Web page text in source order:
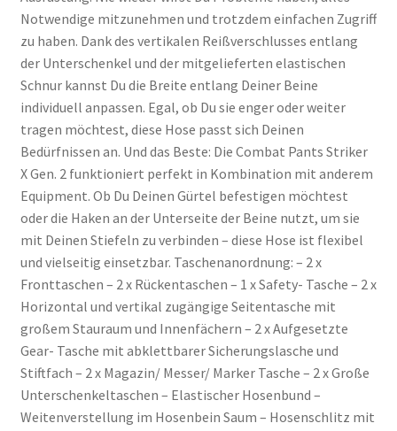
Notwendige mitzunehmen und trotzdem einfachen Zugriff
zu haben. Dank des vertikalen Reißverschlusses entlang
der Unterschenkel und der mitgelieferten elastischen
Schnur kannst Du die Breite entlang Deiner Beine
individuell anpassen. Egal, ob Du sie enger oder weiter
tragen möchtest, diese Hose passt sich Deinen
Bedürfnissen an. Und das Beste: Die Combat Pants Striker
X Gen. 2 funktioniert perfekt in Kombination mit anderem
Equipment. Ob Du Deinen Gürtel befestigen möchtest
oder die Haken an der Unterseite der Beine nutzt, um sie
mit Deinen Stiefeln zu verbinden – diese Hose ist flexibel
und vielseitig einsetzbar. Taschenanordnung: – 2 x
Fronttaschen – 2 x Rückentaschen – 1 x Safety- Tasche – 2 x
Horizontal und vertikal zugängige Seitentasche mit
großem Stauraum und Innenfächern – 2 x Aufgesetzte
Gear- Tasche mit abklettbarer Sicherungslasche und
Stiftfach – 2 x Magazin/ Messer/ Marker Tasche – 2 x Große
Unterschenkeltaschen – Elastischer Hosenbund –
Weitenverstellung im Hosenbein Saum – Hosenschlitz mit